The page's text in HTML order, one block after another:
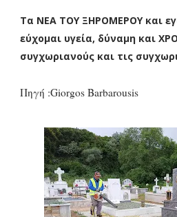
Τα ΝΕΑ ΤΟΥ ΞΗΡΟΜΕΡΟΥ και
εύχομαι υγεία, δύναμη και
συγχωριανούς και τις
Πηγή :Giorgos Barbarousis